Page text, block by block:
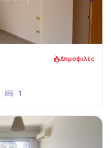
Δημοφιλές
1